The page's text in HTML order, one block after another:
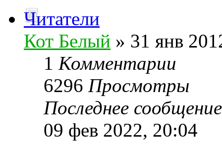
Читатели
Кот Белый » 31 янв
1 Комментарии
6296 Просмотры
Последнее
09 фев 2022, 20:04